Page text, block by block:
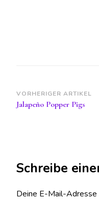
VORHERIGER ARTIKEL
Jalapeño Popper Pigs
Schreibe
Deine E-Mail-